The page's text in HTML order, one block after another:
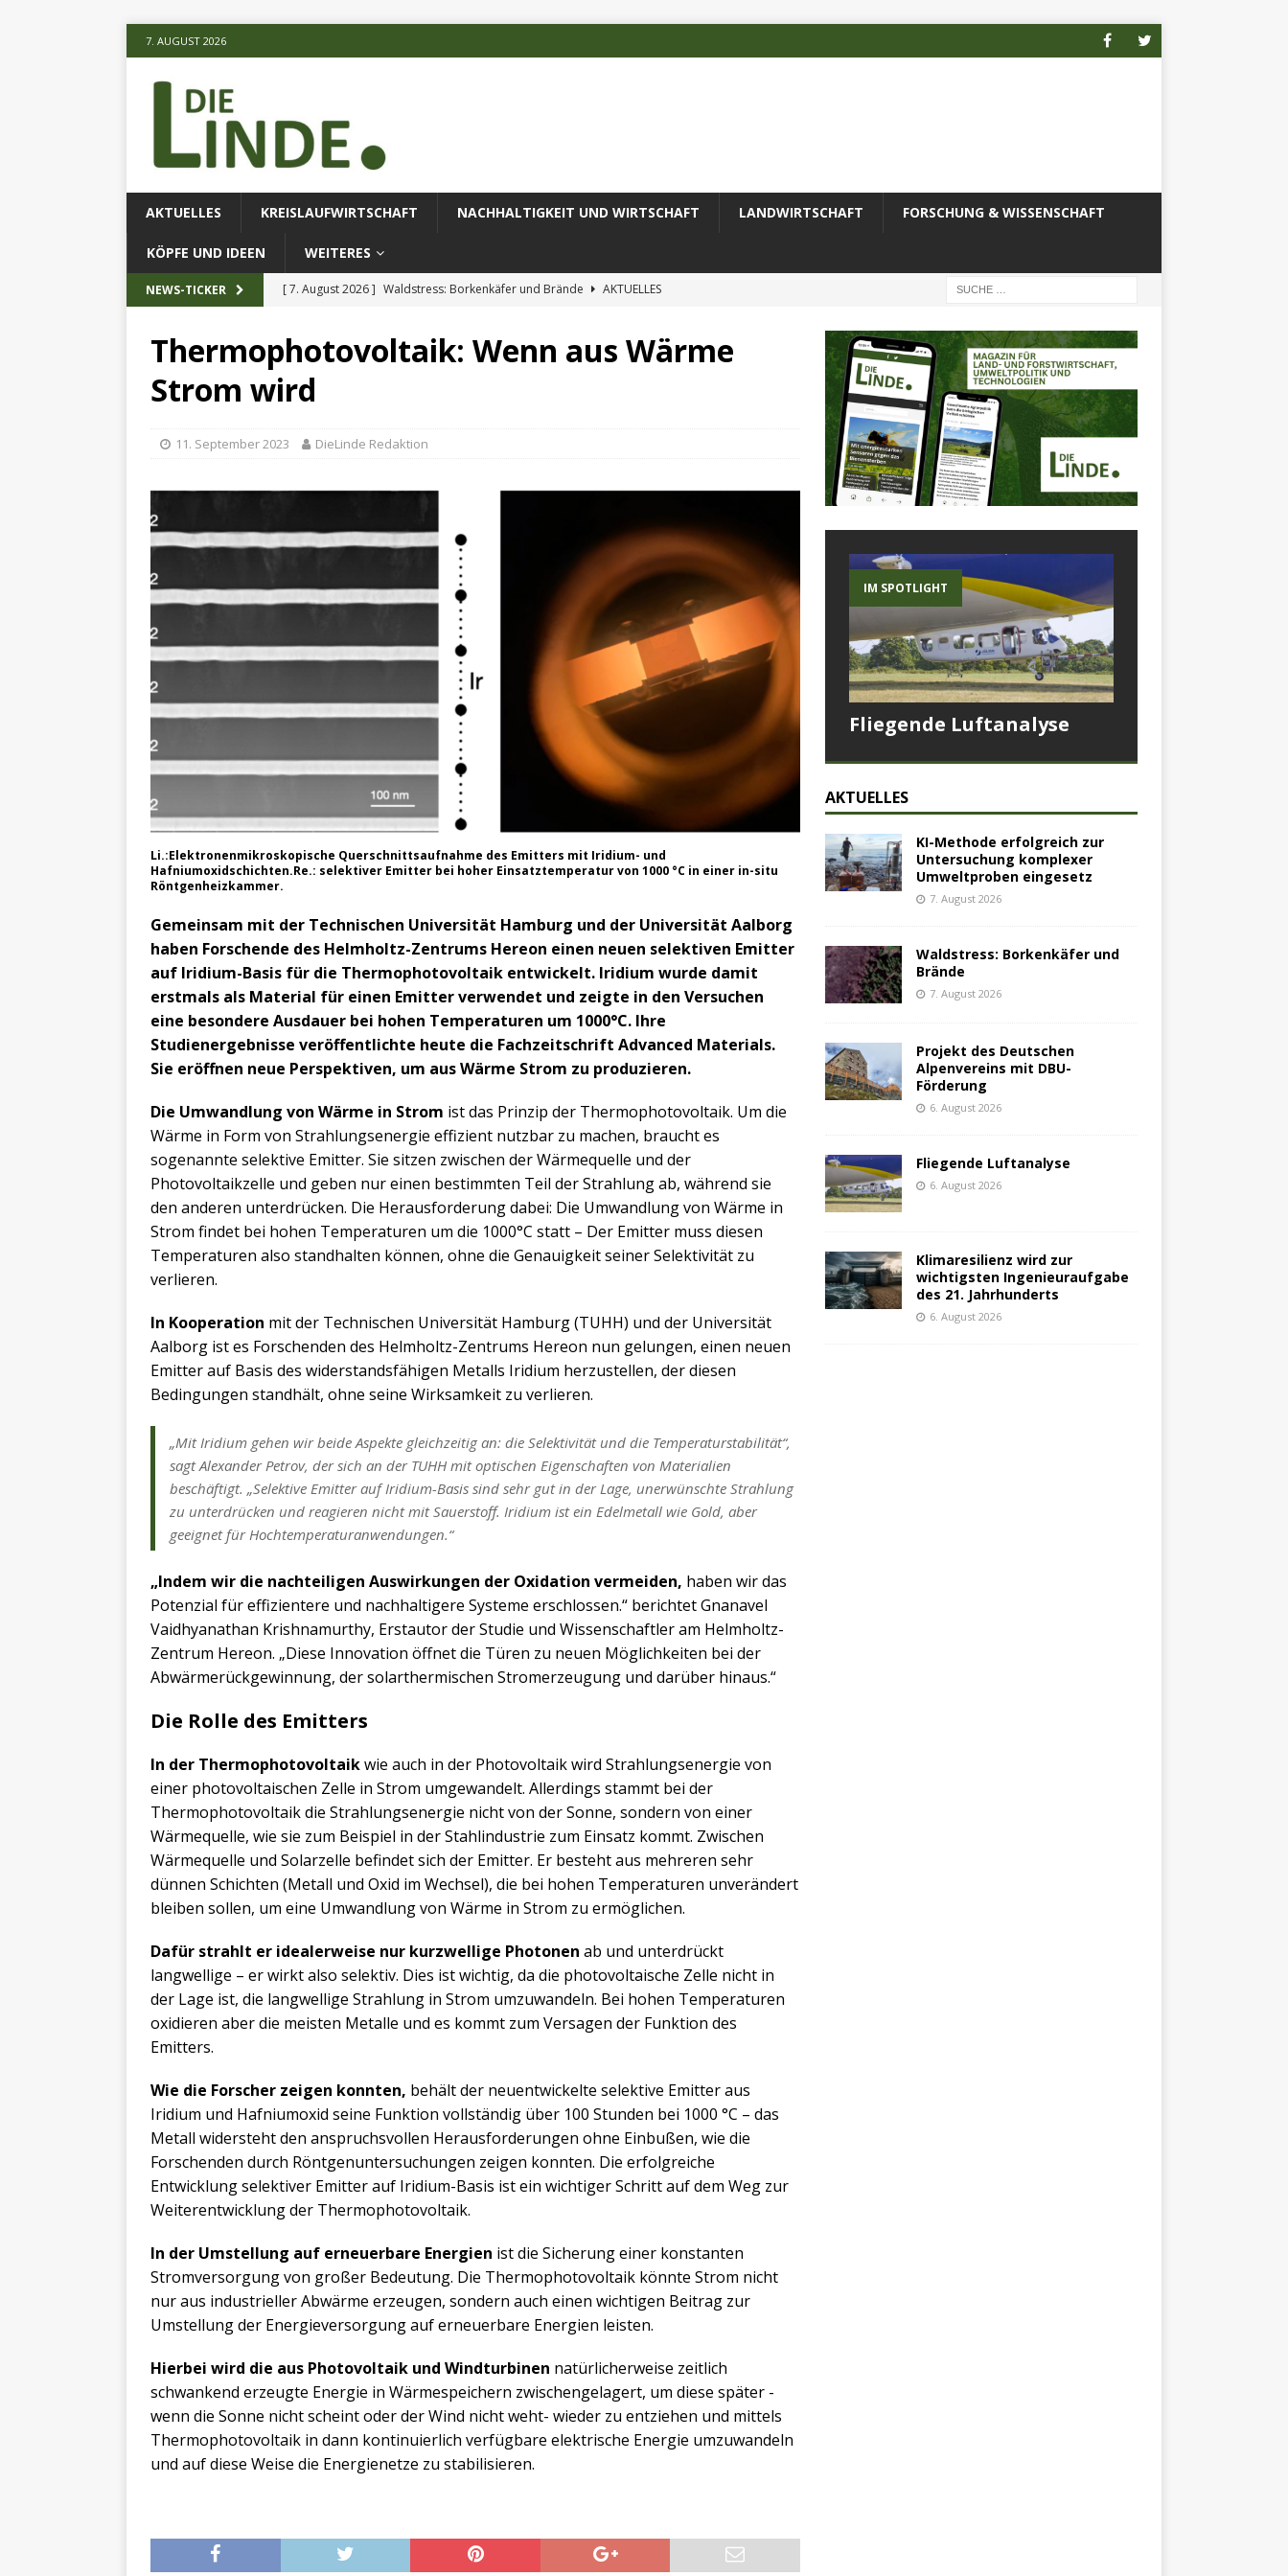
7. AUGUST 2026
AKTUELLES KREISLAUFWIRTSCHAFT NACHHALTIGKEIT UND WIRTSCHAFT LANDWIRTSCHAFT FORSCHUNG & WISSENSCHAFT
KÖPFE UND IDEEN WEITERES
NEWS-TICKER [ 7. August 2026 ] Waldstress: Borkenkäfer und Brände
AKTUELLES
[ 7. August 2026 ] KI-Methode erfolgreich zur Untersuchung komplexer Umweltproben
eingesetz
Thermophotovoltaik: Wenn aus Wärme
Strom wird
11. September 2023 DieLinde Redaktion
Li.:Elektronenmikroskopische Querschnittsaufnahme des Emitters mit Iridium- und
Hafniumoxidschichten.Re.: selektiver Emitter bei hoher Einsatztemperatur von 1000 °C in einer in-situ
Röntgenheizkammer.
Gemeinsam mit der Technischen Universität Hamburg und der Universität Aalborg
haben Forschende des Helmholtz-Zentrums Hereon einen neuen selektiven Emitter
auf Iridium-Basis für die Thermophotovoltaik entwickelt. Iridium wurde damit
erstmals als Material für einen Emitter verwendet und zeigte in den Versuchen
eine besondere Ausdauer bei hohen Temperaturen um 1000°C. Ihre
Studienergebnisse veröffentlichte heute die Fachzeitschrift Advanced Materials.
Sie eröffnen neue Perspektiven, um aus Wärme Strom zu produzieren.
Die Umwandlung von Wärme in Strom ist das Prinzip der Thermophotovoltaik. Um die
Wärme in Form von Strahlungsenergie effizient nutzbar zu machen, braucht es
sogenannte selektive Emitter. Sie sitzen zwischen der Wärmequelle und der
Photovoltaikzelle und geben nur einen bestimmten Teil der Strahlung ab, während sie
den anderen unterdrücken. Die Herausforderung dabei: Die Umwandlung von Wärme in
Strom findet bei hohen Temperaturen um die 1000°C statt – Der Emitter muss diesen
Temperaturen also standhalten können, ohne die Genauigkeit seiner Selektivität zu
verlieren.
In Kooperation mit der Technischen Universität Hamburg (TUHH) und der Universität
Aalborg ist es Forschenden des Helmholtz-Zentrums Hereon nun gelungen, einen neuen
Emitter auf Basis des widerstandsfähigen Metalls Iridium herzustellen, der diesen
Bedingungen standhält, ohne seine Wirksamkeit zu verlieren.
„Mit Iridium gehen wir beide Aspekte gleichzeitig an: die Selektivität und die Temperaturstabilität“,
sagt Alexander Petrov, der sich an der TUHH mit optischen Eigenschaften von Materialien
beschäftigt. „Selektive Emitter auf Iridium-Basis sind sehr gut in der Lage, unerwünschte Strahlung
zu unterdrücken und reagieren nicht mit Sauerstoff. Iridium ist ein Edelmetall wie Gold, aber
geeignet für Hochtemperaturanwendungen.“
„Indem wir die nachteiligen Auswirkungen der Oxidation vermeiden, haben wir das
Potenzial für effizientere und nachhaltigere Systeme erschlossen.“ berichtet Gnanavel
Vaidhyanathan Krishnamurthy, Erstautor der Studie und Wissenschaftler am Helmholtz-
Zentrum Hereon. „Diese Innovation öffnet die Türen zu neuen Möglichkeiten bei der
Abwärmerückgewinnung, der solarthermischen Stromerzeugung und darüber hinaus.“
Die Rolle des Emitters
In der Thermophotovoltaikwie auch in der Photovoltaik wird Strahlungsenergie von
einer photovoltaischen Zelle in Strom umgewandelt. Allerdings stammt bei der
Thermophotovoltaik die Strahlungsenergie nicht von der Sonne, sondern von einer
Wärmequelle, wie sie zum Beispiel in der Stahlindustrie zum Einsatz kommt. Zwischen
Wärmequelle und Solarzelle befindet sich der Emitter. Er besteht aus mehreren sehr
dünnen Schichten (Metall und Oxid im Wechsel), die bei hohen Temperaturen unverändert
bleiben sollen, um eine Umwandlung von Wärme in Strom zu ermöglichen.
Dafür strahlt er idealerweise nur kurzwellige Photonen ab und unterdrückt
langwellige – er wirkt also selektiv. Dies ist wichtig, da die photovoltaische Zelle nicht in
der Lage ist, die langwellige Strahlung in Strom umzuwandeln. Bei hohen Temperaturen
oxidieren aber die meisten Metalle und es kommt zum Versagen der Funktion des
Emitters.
Wie die Forscher zeigen konnten, behält der neuentwickelte selektive Emitter aus
Iridium und Hafniumoxid seine Funktion vollständig über 100 Stunden bei 1000 °C – das
Metall widersteht den anspruchsvollen Herausforderungen ohne Einbußen, wie die
Forschenden durch Röntgenuntersuchungen zeigen konnten. Die erfolgreiche
Entwicklung selektiver Emitter auf Iridium-Basis ist ein wichtiger Schritt auf dem Weg zur
Weiterentwicklung der Thermophotovoltaik.
In der Umstellung auf erneuerbare Energien ist die Sicherung einer konstanten
Stromversorgung von großer Bedeutung. Die Thermophotovoltaik könnte Strom nicht
nur aus industrieller Abwärme erzeugen, sondern auch einen wichtigen Beitrag zur
Umstellung der Energieversorgung auf erneuerbare Energien leisten.
Hierbei wird die aus Photovoltaik und Windturbinen natürlicherweise zeitlich
schwankend erzeugte Energie in Wärmespeichern zwischengelagert, um diese später -
wenn die Sonne nicht scheint oder der Wind nicht weht- wieder zu entziehen und mittels
Thermophotovoltaik in dann kontinuierlich verfügbare elektrische Energie umzuwandeln
und auf diese Weise die Energienetze zu stabilisieren.
IM SPOTLIGHT
Fliegende Luftanalyse
AKTUELLES
KI-Methode erfolgreich zur
Untersuchung komplexer
Umweltproben eingesetz
7. August 2026
Waldstress: Borkenkäfer und
Brände
7. August 2026
Projekt des Deutschen
Alpenvereins mit DBU-
Förderung
6. August 2026
Fliegende Luftanalyse
6. August 2026
Klimaresilienz wird zur
wichtigsten Ingenieuraufgabe
des 21. Jahrhunderts
6. August 2026